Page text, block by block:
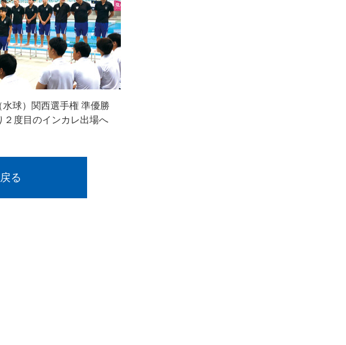
水球）関西選手権 準優勝
２度目のインカレ出場へ
る